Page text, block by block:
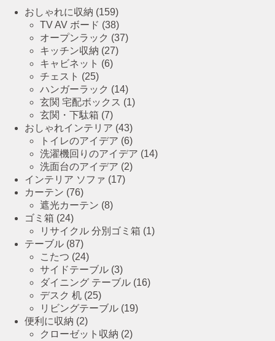
おしゃれに収納 (159)
TV AV ボード (38)
オープンラック (37)
キッチン収納 (27)
キャビネット (6)
チェスト (25)
ハンガーラック (14)
玄関 宅配ボックス (1)
玄関・下駄箱 (7)
おしゃれインテリア (43)
トイレのアイデア (6)
洗濯機回りのアイデア (14)
洗面台のアイデア (2)
インテリア ソファ (17)
カーテン (76)
遮光カーテン (8)
ゴミ箱 (24)
リサイクル 分別ゴミ箱 (1)
テーブル (87)
こたつ (24)
サイドテーブル (3)
ダイニング テーブル (16)
デスク 机 (25)
リビングテーブル (19)
便利に収納 (2)
クローゼット収納 (2)